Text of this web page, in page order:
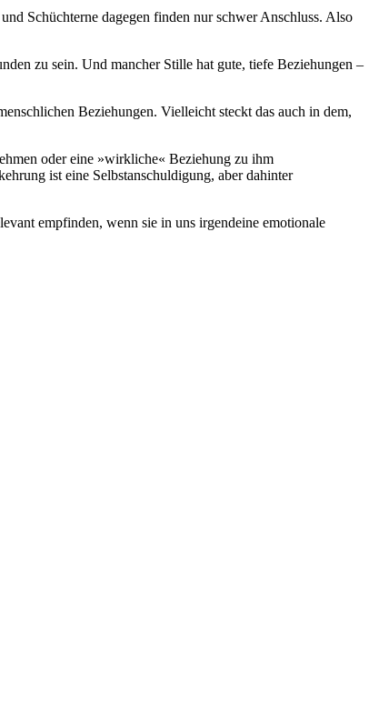
Schüchterne dagegen finden nur schwer Anschluss. Also
zu sein. Und mancher Stille hat gute, tiefe Beziehungen –
Beziehungen. Vielleicht steckt das auch in dem,
oder eine »wirkliche« Beziehung zu ihm
ist eine Selbstanschuldigung, aber dahinter
empfinden, wenn sie in uns irgendeine emotionale